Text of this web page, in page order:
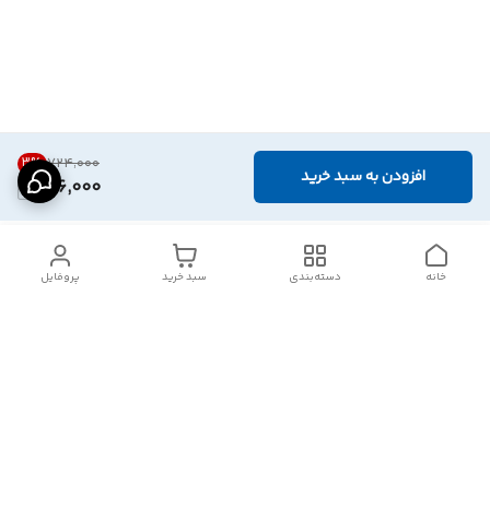
۷۲۴٬۰۰۰ 3%
696,000 افزودن به سبد خرید
پروفایل سبد خرید دسته‌بندی خانه